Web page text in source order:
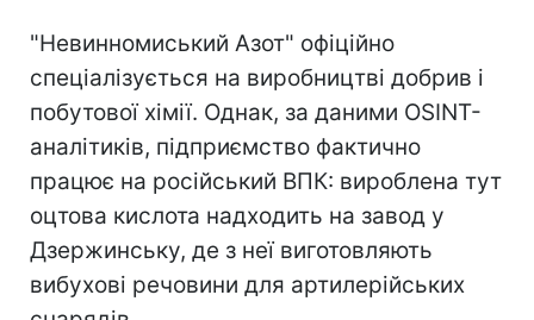
"Невинномиський Азот" офіційно
спеціалізується на виробництві добрив і
побутової хімії. Однак, за даними OSINT-
аналітиків, підприємство фактично
працює на російський ВПК: вироблена тут
оцтова кислота надходить на завод у
Дзержинську, де з неї виготовляють
вибухові речовини для артилерійських